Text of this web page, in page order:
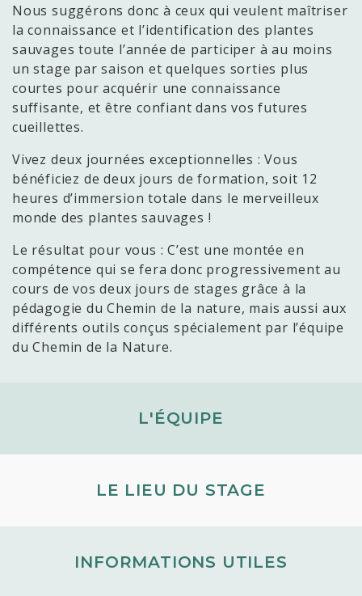
Nous suggérons donc à ceux qui veulent maîtriser
la connaissance et l’identification des plantes
sauvages toute l’année de participer à au moins
un stage par saison et quelques sorties plus
courtes pour acquérir une connaissance
suffisante, et être confiant dans vos futures
cueillettes.
Vivez deux journées exceptionnelles : Vous
bénéficiez de deux jours de formation, soit 12
heures d’immersion totale dans le merveilleux
monde des plantes sauvages !
Le résultat pour vous : C’est une montée en
compétence qui se fera donc progressivement au
cours de vos deux jours de stages grâce à la
pédagogie du Chemin de la nature, mais aussi aux
différents outils conçus spécialement par l’équipe
du Chemin de la Nature.
L'ÉQUIPE
LE LIEU DU STAGE
INFORMATIONS UTILES